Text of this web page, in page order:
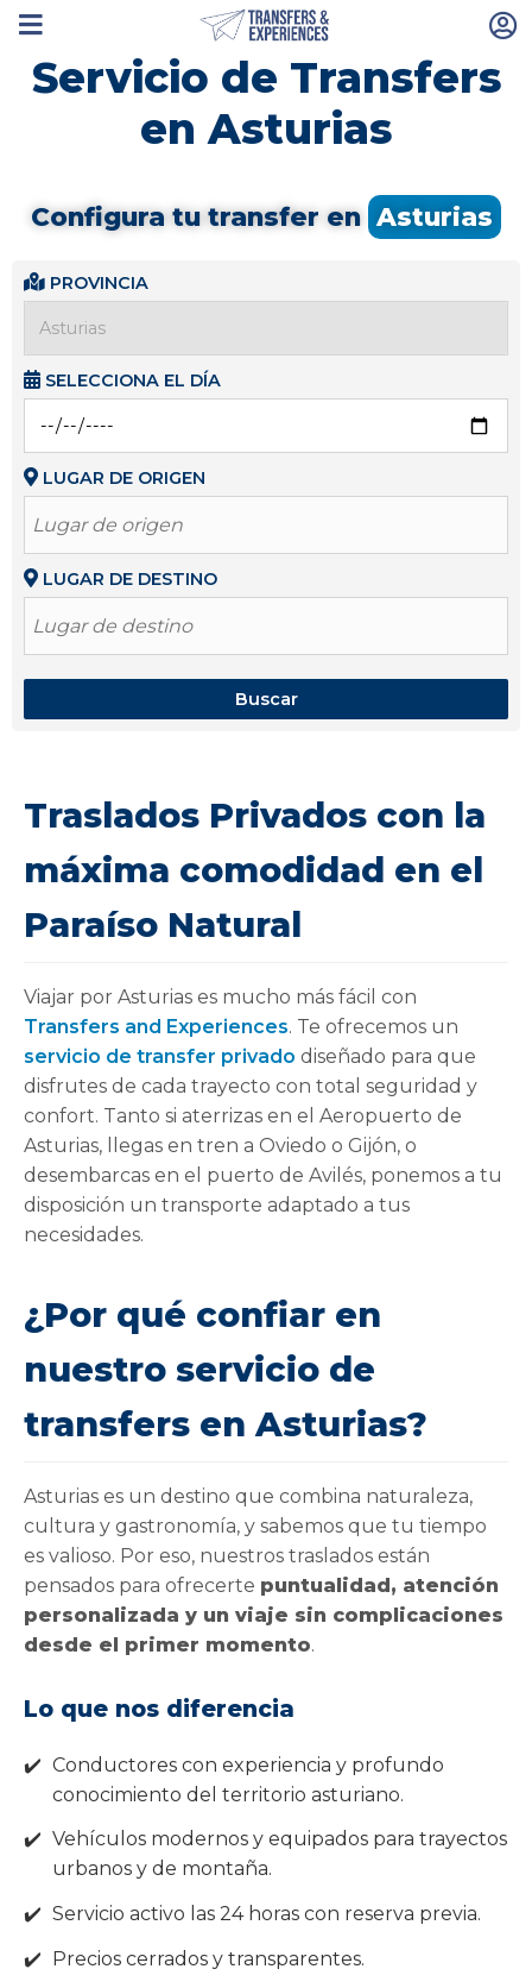
Servicio de Transfers
en Asturias
Configura tu transfer en Asturias
PROVINCIA
SELECCIONA EL DÍA
LUGAR DE ORIGEN
Lugar de origen
LUGAR DE DESTINO
Lugar de destino
Buscar
Traslados Privados con la
máxima comodidad en el
Paraíso Natural
Viajar por Asturias es mucho más fácil con
Transfers and Experiences. Te ofrecemos un
servicio de transfer privado diseñado para que
disfrutes de cada trayecto con total seguridad y
confort. Tanto si aterrizas en el Aeropuerto de
Asturias, llegas en tren a Oviedo o Gijón, o
desembarcas en el puerto de Avilés, ponemos a tu
disposición un transporte adaptado a tus
necesidades.
¿Por qué confiar en
nuestro servicio de
transfers en Asturias?
Asturias es un destino que combina naturaleza,
cultura y gastronomía, y sabemos que tu tiempo
es valioso. Por eso, nuestros traslados están
pensados para ofrecerte puntualidad, atención
personalizada y un viaje sin complicaciones
desde el primer momento.
Lo que nos diferencia
Conductores con experiencia y profundo
conocimiento del territorio asturiano.
Vehículos modernos y equipados para trayectos
urbanos y de montaña.
Servicio activo las 24 horas con reserva previa.
Precios cerrados y transparentes.